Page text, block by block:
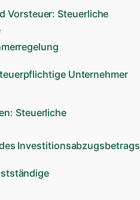
Vorsteuer: Steuerliche
Unternehmer
Steuerliche
Investitionsabzugsbetrags